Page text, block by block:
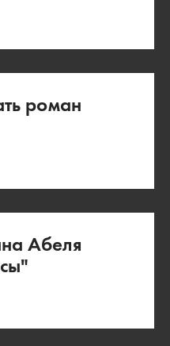
роман
Абеля